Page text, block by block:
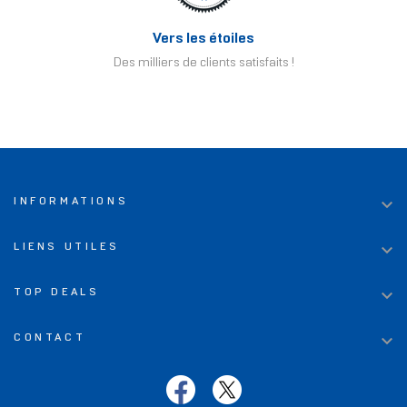
Vers les étoiles
Des milliers de clients satisfaits !
INFORMATIONS 
LIENS UTILES 
TOP DEALS 
CONTACT 